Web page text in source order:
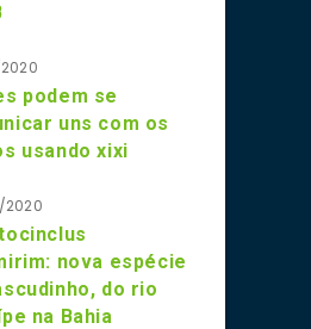
podem se
uns com os
usando xixi
nova espécie
do rio
na Bahia